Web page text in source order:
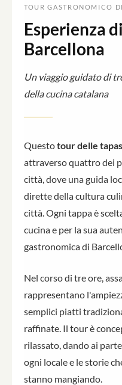
TOUR GASTRONOMICO
Esperienza
Barcellona
Un viaggio guidato di
della cucina catalana
Questotour delle
attraverso quattro dei
città, dove una guida
dirette della cultura
città. Ogni tappa è
cucina e per la sua
gastronomica di
Nel corso di tre ore,
rappresentano
semplici piatti
raffinate. Il tour è
rilassato, dando ai
ogni locale e le storie
stanno mangiando.